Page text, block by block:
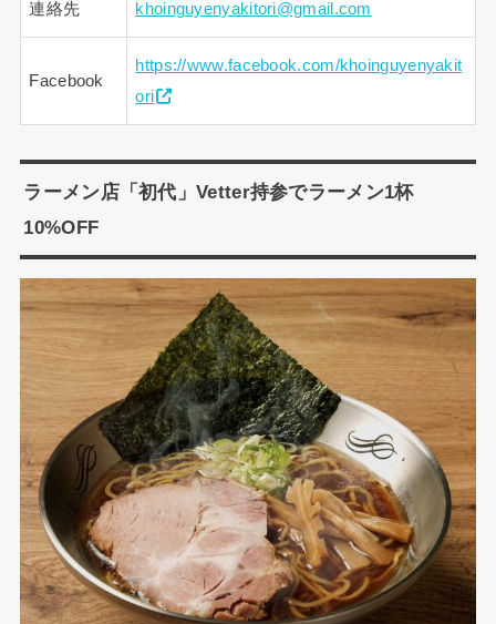
連絡先 khoinguyenyakitori@gmail.com
Facebook
https://www.facebook.com/khoinguyenyakit
ori
ラーメン店「初代」Vetter持参でラーメン1杯
10%OFF